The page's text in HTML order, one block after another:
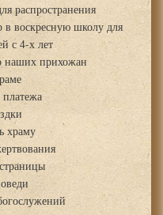
распространения
в воскресную школу для
с 4-х лет
наших прихожан
храму